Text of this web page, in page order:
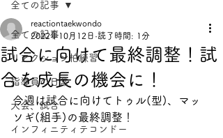
全ての記事
リアクション柏練習
指導員の日常
大会、試合
インフィニティテコンドー
全ての記事
試合に向けて最終調整！試
合を成長の機会に！
reactiontaekwondo
2022年10月12日 読了時間: 1分
今週は試合に向けてトゥル(型)、マッ
ソギ(組手)の最終調整！